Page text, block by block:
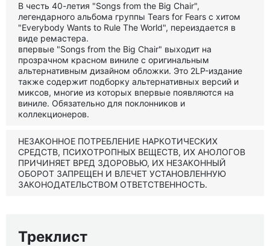
В честь 40-летия "Songs from the Big Chair",
легендарного альбома группы Tears for Fears с хитом
"Everybody Wants to Rule The World", переиздается в
виде ремастера.
впервые "Songs from the Big Chair" выходит на
прозрачном красном виниле с оригинальным
альтернативным дизайном обложки. Это 2LP-издание
также содержит подборку альтернативных версий и
миксов, многие из которых впервые появляются на
виниле. Обязательно для поклонников и
коллекционеров.
НЕЗАКОННОЕ ПОТРЕБЛЕНИЕ НАРКОТИЧЕСКИХ
СРЕДСТВ, ПСИХОТРОПНЫХ ВЕЩЕСТВ, ИХ АНОЛОГОВ
ПРИЧИНЯЕТ ВРЕД ЗДОРОВЬЮ, ИХ НЕЗАКОННЫЙ
ОБОРОТ ЗАПРЕЩЕН И ВЛЕЧЕТ УСТАНОВЛЕННУЮ
ЗАКОНОДАТЕЛЬСТВОМ ОТВЕТСТВЕННОСТЬ.
Треклист